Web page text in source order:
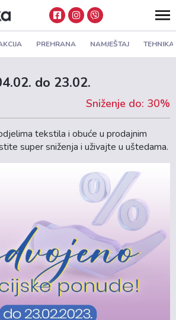
PREHRANA NAMJEŠTAJ TEHNIKA
do 23.02.
Sniženje do: 30%
tekstila i obuće u prodajnim
super sniženja i uživajte u uštedama.